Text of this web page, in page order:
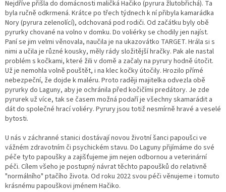
Nejdříve přišla do domácnosti maličká Hačiko (pyrura žlutobřichá). Ta
byla ručně odkrmená. Krátce po třech týdnech k ní přibyla kamarádka
Nory (pyrura zelenolící), odchovaná pod rodiči. Od začátku byly obě
pyrurky chované na volno v domku. Do voliérky se chodily jen najíst.
Paní se jim velmi věnovala, naučila je na ukazovátko TARGET. Hrála si s
nimi a učila je různé kousky, měly rády složitější hračky. Pak ale nastal
problém s kočkami, které žili v domě a začaly na pyrury hodně útočit.
Už je nemohla volně pouštět, i na klec kočky útočily. Hrozilo přímé
nebezpeční, že dojde k maléru. Proto raději majitelka odvezla obě
pyrurky do Laguny, aby je ochránila před kočičími predátory. Je zde
pyrurek už více, tak se časem možná podaří je všechny skamarádit a
dát do společné hrací voliéry. Pyrury jsou totiž nesmírně hravé a veselé
bytosti.
U nás v záchranné stanici dostávají novou životní šanci papoušci ve
vážném zdravotním či psychickém stavu. Do Laguny přijímáme do své
péče tyto papoušky a zajišťujeme jim nejen odbornou a veterinární
péči. Cílem všeho je postupný návrat těchto papoušků do relativně
"normálního" ptačího života. Od roku 2022 svou péči věnujeme i tomuto
krásnému papouškovi jménem Hačiko.